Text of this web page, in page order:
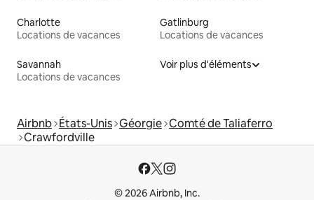
Charlotte
Locations de vacances
Gatlinburg
Locations de vacances
Savannah
Locations de vacances
Voir plus d'éléments
Airbnb États-Unis Géorgie Comté de Taliaferro
Crawfordville
© 2026 Airbnb, Inc.